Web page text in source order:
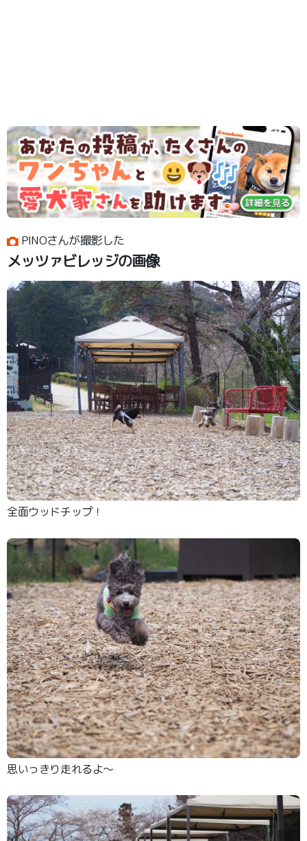
PINOさんが撮影した
メッツァビレッジの画像
全面ウッドチップ！
思いっきり走れるよ〜